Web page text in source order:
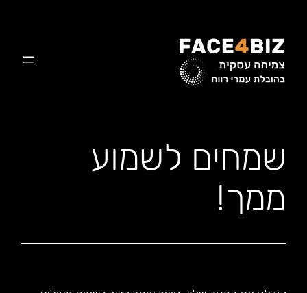
שמחים לשמוע
ממך!